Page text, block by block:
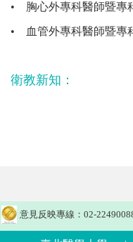
• 胸心外專科醫師暨專
• 血管外專科醫師暨專
衛教新知：
意見反映專線：02-